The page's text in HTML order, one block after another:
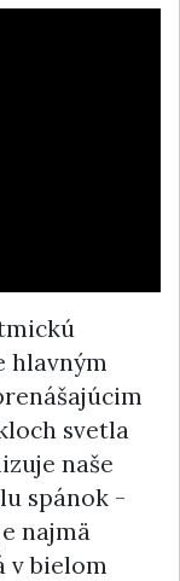
hlavným
svetla
naše
spánok -
najmä
v bielom